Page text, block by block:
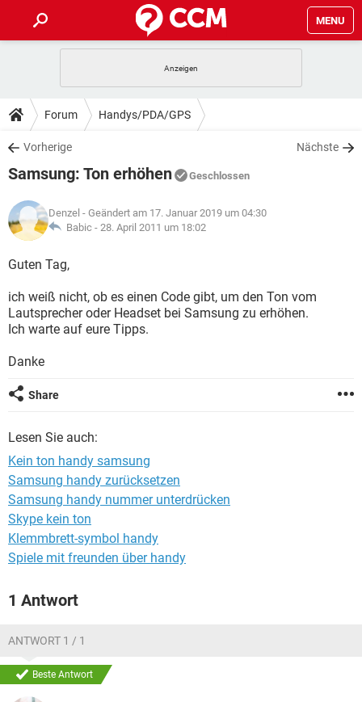
MENU
ANDROID IOS
WINDOWS 10
WHATSAPP TIKTOK
FACEBOOK
TIPPS & TRICKS
SPIELE STREAMING
WHATSAPP TIKTOK
FACEBOOK
DOWNLOADS
SPIELE STREAMING
ANDROID
WINDOWS 10 INSTAGRAM
WHATSAPP
SPIELE STREAMING
ANDROID
WINDOWS 10
WHATSAPP TIKTOK
FACEBOOK
LEXIKON
SPIELE
WINDOWS 10 INSTAGRAM
FACEBOOK
Forum Handys/PDA/GPS
Vorherige Nächste
Samsung: Ton erhöhen Geschlossen
Denzel - Geändert am 17. Januar 2019 um 04:30
Babic - 28. April 2011 um 18:02
Guten Tag,
ich weiß nicht, ob es einen Code gibt, um den Ton vom
Lautsprecher oder Headset bei Samsung zu erhöhen.
Ich warte auf eure Tipps.
Danke
Share
Lesen Sie auch:
Kein ton handy samsung
Samsung handy zurücksetzen
Samsung handy nummer unterdrücken
Skype kein ton
Klemmbrett-symbol handy
Spiele mit freunden über handy
1 Antwort
ANTWORT 1 / 1
Beste Antwort